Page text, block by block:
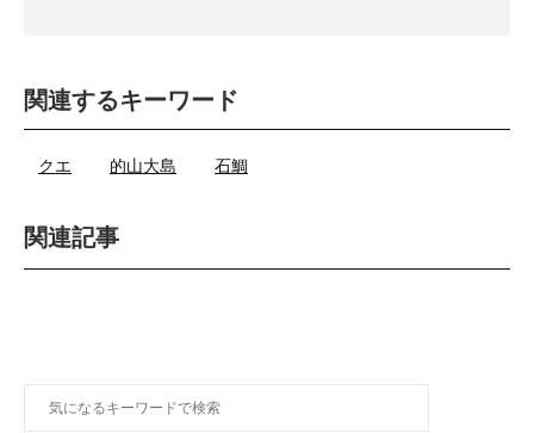
関連するキーワード
クエ 的山大島 石鯛
関連記事